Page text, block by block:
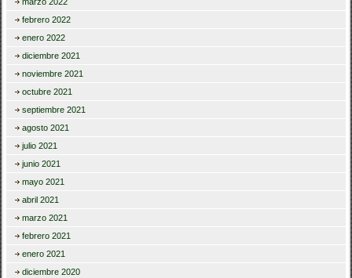
febrero 2022
enero 2022
diciembre 2021
noviembre 2021
octubre 2021
septiembre 2021
agosto 2021
julio 2021
junio 2021
mayo 2021
abril 2021
marzo 2021
febrero 2021
enero 2021
diciembre 2020